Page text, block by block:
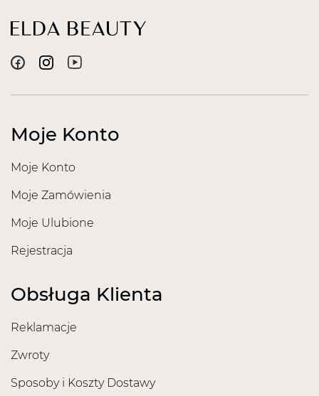
Moje Konto
Moje Konto
Moje Zamówienia
Moje Ulubione
Rejestracja
Obsługa Klienta
Reklamacje
Zwroty
Sposoby i Koszty Dostawy